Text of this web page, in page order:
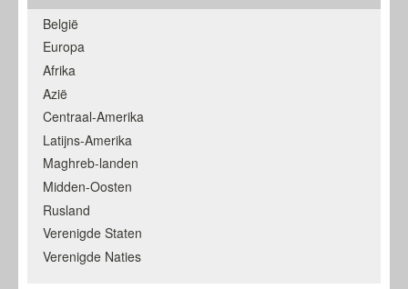
België
Europa
Afrika
Azië
Centraal-Amerika
Latijns-Amerika
Maghreb-landen
Midden-Oosten
Rusland
Verenigde Staten
Verenigde Naties